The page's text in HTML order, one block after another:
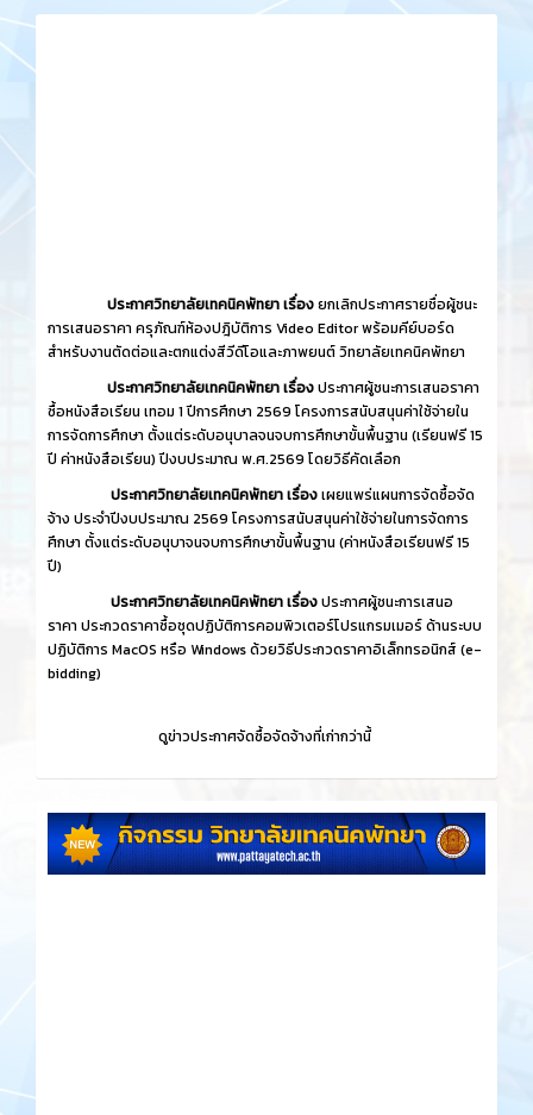
ประกาศวิทยาลัยเทคนิคพัทยา เรื่องยกเลิกประกาศรายชื่อผู้ชนะ
การเสนอราคา ครุภัณฑ์ห้องปฎิบัติการ Video Editor พร้อมคีย์บอร์ด
สำหรับงานตัดต่อและตกแต่งสีวีดีโอและภาพยนต์ วิทยาลัยเทคนิคพัทยา
ประกาศวิทยาลัยเทคนิคพัทยา เรื่องประกาศผู้ชนะการเสนอราคา
ซื้อหนังสือเรียน เทอม 1 ปีการศึกษา 2569 โครงการสนับสนุนค่าใช้จ่ายใน
การจัดการศึกษา ตั้งแต่ระดับอนุบาลจนจบการศึกษาขั้นพื้นฐาน (เรียนฟรี 15
ปี ค่าหนังสือเรียน) ปีงบประมาณ พ.ศ.2569 โดยวิธีคัดเลือก
ประกาศวิทยาลัยเทคนิคพัทยา เรื่องเผยแพร่แผนการจัดซื้อจัด
จ้าง ประจำปีงบประมาณ 2569 โครงการสนับสนุนค่าใช้จ่ายในการจัดการ
ศึกษา ตั้งแต่ระดับอนุบาจนจบการศึกษาขั้นพื้นฐาน (ค่าหนังสือเรียนฟรี 15
ปี)
ประกาศวิทยาลัยเทคนิคพัทยา เรื่องประกาศผู้ชนะการเสนอ
ราคา ประกวดราคาซื้อชุดปฏิบัติการคอมพิวเตอร์โปรแกรมเมอร์ ด้านระบบ
ปฏิบัติการ MacOS หรือ Windows ด้วยวิธีประกวดราคาอิเล็กทรอนิกส์ (e-
bidding)
ดูข่าวประกาศจัดซื้อจัดจ้างที่เก่ากว่านี้